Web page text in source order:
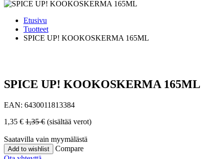
Etusivu
Tuotteet
SPICE UP! KOOKOSKERMA 165ML
SPICE UP! KOOKOSKERMA 165ML
EAN: 6430011813384
1,35 € 1,35€ (sisältää verot)
Saatavilla vain myymälästä
Add to wishlist
Compare